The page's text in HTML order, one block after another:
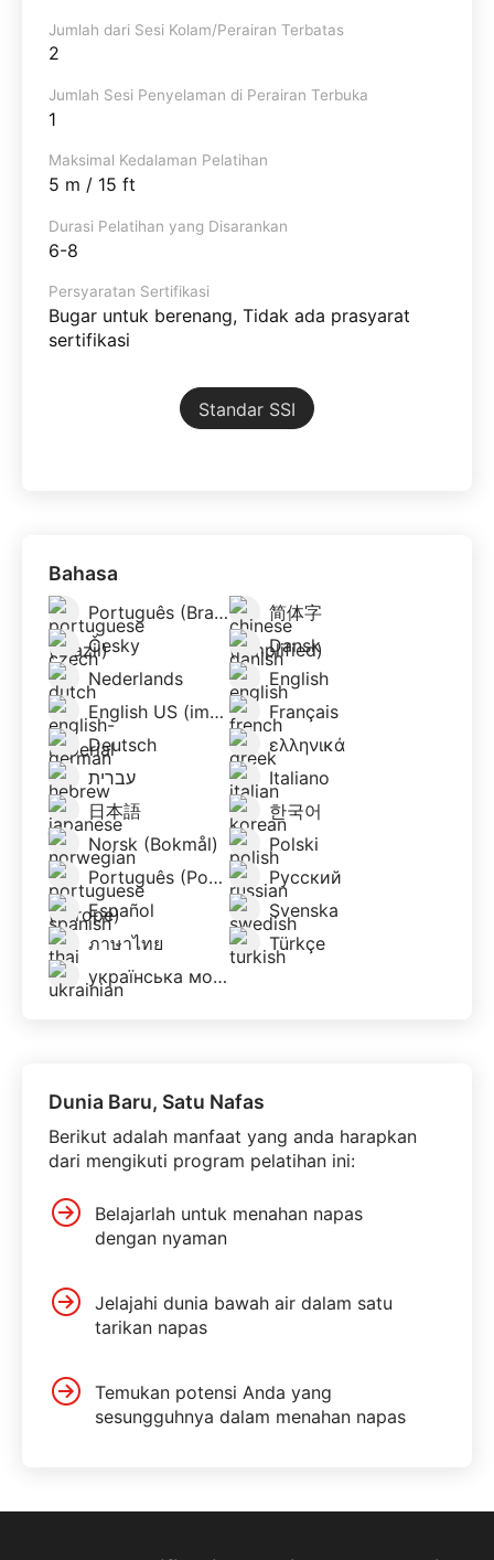
Jumlah dari Sesi Kolam/Perairan Terbatas
2
Jumlah Sesi Penyelaman di Perairan Terbuka
1
Maksimal Kedalaman Pelatihan
5 m / 15 ft
Durasi Pelatihan yang Disarankan
6-8
Persyaratan Sertifikasi
Bugar untuk berenang, Tidak ada prasyarat
sertifikasi
Standar SSI
Bahasa
Português (Brazil)
简体字
Česky
Dansk
Nederlands
English
English US (imperial)
Français
Deutsch
ελληνικά
עברית
Italiano
日本語
한국어
Norsk (Bokmål)
Polski
Português (Portugal)
Русский
Español
Svenska
ภาษาไทย
Türkçe
українська мова
Dunia Baru, Satu Nafas
Berikut adalah manfaat yang anda harapkan
dari mengikuti program pelatihan ini:
Belajarlah untuk menahan napas
dengan nyaman
Jelajahi dunia bawah air dalam satu
tarikan napas
Temukan potensi Anda yang
sesungguhnya dalam menahan napas